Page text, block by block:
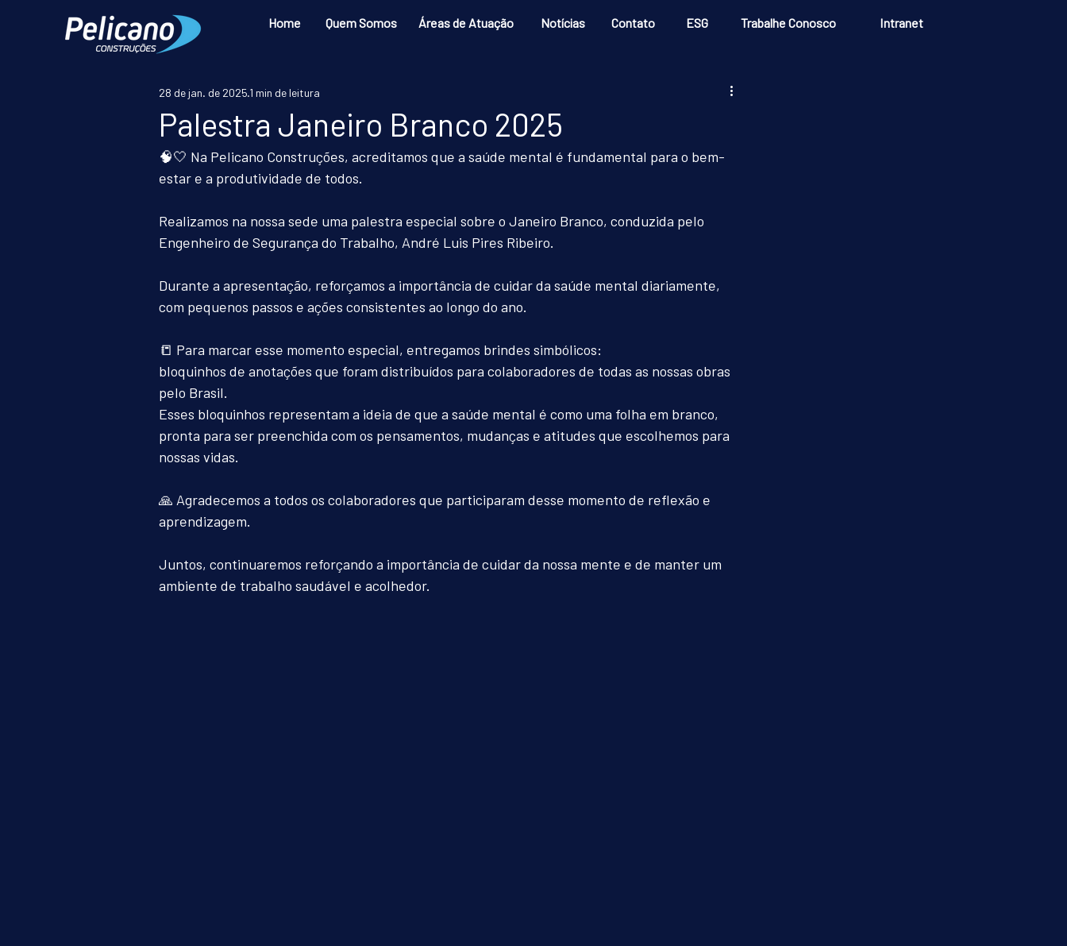
Home Quem Somos Áreas de Atuação Notícias Contato ESG Trabalhe Conosco Intranet
Palestra Janeiro Branco 2025
28 de jan. de 2025 1 min de leitura
🧠🤍 Na Pelicano Construções, acreditamos que a saúde mental é fundamental para o bem-
estar e a produtividade de todos.
Realizamos na nossa sede uma palestra especial sobre o Janeiro Branco, conduzida pelo
Engenheiro de Segurança do Trabalho, André Luis Pires Ribeiro.
Durante a apresentação, reforçamos a importância de cuidar da saúde mental diariamente,
com pequenos passos e ações consistentes ao longo do ano.
📒 Para marcar esse momento especial, entregamos brindes simbólicos:
bloquinhos de anotações que foram distribuídos para colaboradores de todas as nossas obras
pelo Brasil.
Esses bloquinhos representam a ideia de que a saúde mental é como uma folha em branco,
pronta para ser preenchida com os pensamentos, mudanças e atitudes que escolhemos para
nossas vidas.
🙏 Agradecemos a todos os colaboradores que participaram desse momento de reflexão e
aprendizagem.
Juntos, continuaremos reforçando a importância de cuidar da nossa mente e de manter um
ambiente de trabalho saudável e acolhedor.